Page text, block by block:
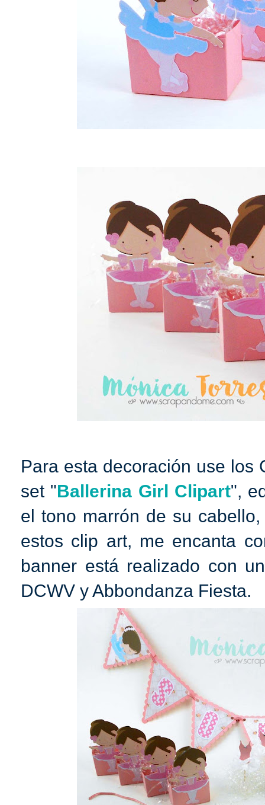
Para esta decoración use los
set "Ballerina Girl Clipart",
el tono marrón de su
estos clip art, me encanta
banner está realizado con
DCWV y Abbondanza Fiesta.